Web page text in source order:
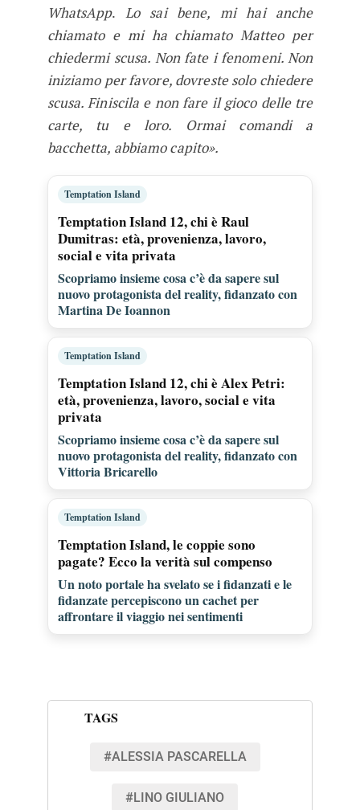
WhatsApp. Lo sai bene, mi hai anche
chiamato e mi ha chiamato Matteo per
chiedermi scusa. Non fate i fenomeni. Non
iniziamo per favore, dovreste solo chiedere
scusa. Finiscila e non fare il gioco delle tre
carte, tu e loro. Ormai comandi a
bacchetta, abbiamo capito».
Temptation Island
Temptation Island 12, chi è Raul
Dumitras: età, provenienza, lavoro,
social e vita privata
Scopriamo insieme cosa c’è da sapere sul
nuovo protagonista del reality, fidanzato con
Martina De Ioannon
Temptation Island
Temptation Island 12, chi è Alex Petri:
età, provenienza, lavoro, social e vita
privata
Scopriamo insieme cosa c’è da sapere sul
nuovo protagonista del reality, fidanzato con
Vittoria Bricarello
Temptation Island
Temptation Island, le coppie sono
pagate? Ecco la verità sul compenso
Un noto portale ha svelato se i fidanzati e le
fidanzate percepiscono un cachet per
affrontare il viaggio nei sentimenti
TAGS
#ALESSIA PASCARELLA
#LINO GIULIANO